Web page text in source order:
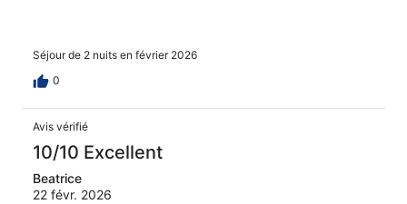
Séjour de 2 nuits en février 2026
0
Avis vérifié
10/10 Excellent
Beatrice
22 févr. 2026